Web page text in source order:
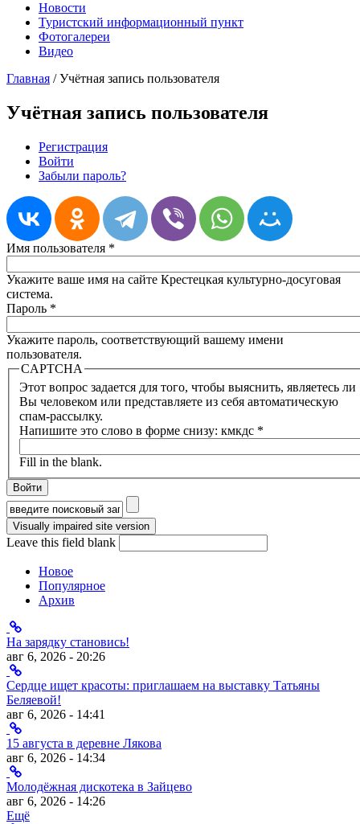
Новости
Туристский информационный пункт
Фотогалереи
Видео
Главная /Учётная запись пользователя
Учётная запись пользователя
Главные вкладки
Регистрация
Войти
Забыли пароль?
Имя пользователя *
Укажите ваше имя на сайте Крестецкая культурно-досуговая
система.
Пароль *
Укажите пароль, соответствующий вашему имени
пользователя.
CAPTCHA
Этот вопрос задается для того, чтобы выяснить, являетесь ли
Вы человеком или представляете из себя автоматическую
спам-рассылку.
Напишите это слово в форме снизу: кмкдс *
Fill in the blank.
Форма поиска
Leave this field blank
Новое
Популярное
Архив
На зарядку становись!
авг 6, 2026 - 20:26
Сердце ищет красоты: приглашаем на выставку Татьяны
Беляевой!
авг 6, 2026 - 14:41
15 августа в деревне Лякова
авг 6, 2026 - 14:34
Молодёжная дискотека в Зайцево
авг 6, 2026 - 14:26
Ещё